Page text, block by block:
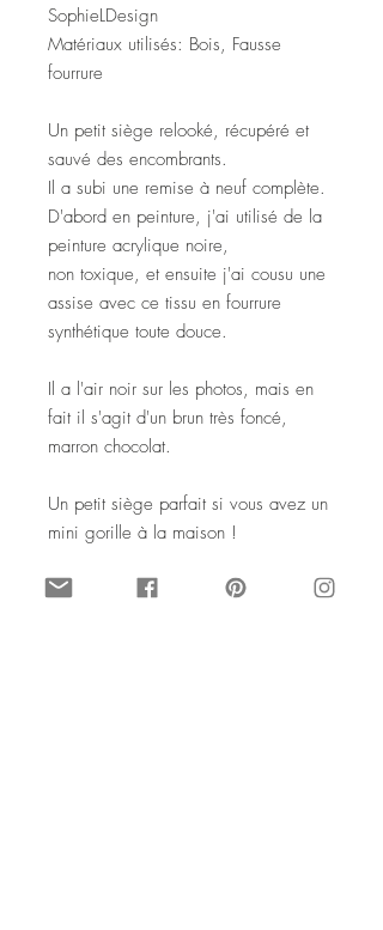
SophieLDesign
Matériaux utilisés: Bois, Fausse
fourrure
Un petit siège relooké, récupéré et
sauvé des encombrants.
Il a subi une remise à neuf complète.
D'abord en peinture, j'ai utilisé de la
peinture acrylique noire,
non toxique, et ensuite j'ai cousu une
assise avec ce tissu en fourrure
synthétique toute douce.
Il a l'air noir sur les photos, mais en
fait il s'agit d'un brun très foncé,
marron chocolat.
Un petit siège parfait si vous avez un
mini gorille à la maison !
Dimensions :